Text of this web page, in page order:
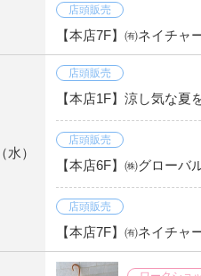
店頭販売
【本店7F】㈲ネイチ
（水）
店頭販売
【本店1F】涼し気な夏
店頭販売
【本店6F】㈱グロー
店頭販売
【本店7F】㈲ネイチ